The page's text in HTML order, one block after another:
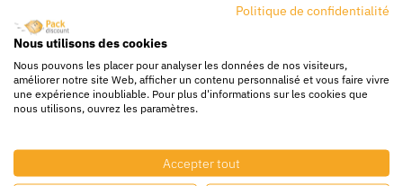
surfaces, flexible, économique,
recyclable
FAQ
Est-il adapté pour l'emballage
de produits lourds ?
Oui, il offre une bonne résistance et est
Politique de confidentialité
Nous utilisons des cookies
Nous pouvons les placer pour analyser les données de nos visiteurs,
améliorer notre site Web, afficher un contenu personnalisé et vous faire vivre
une expérience inoubliable. Pour plus d'informations sur les cookies que
nous utilisons, ouvrez les paramètres.
Accepter tout